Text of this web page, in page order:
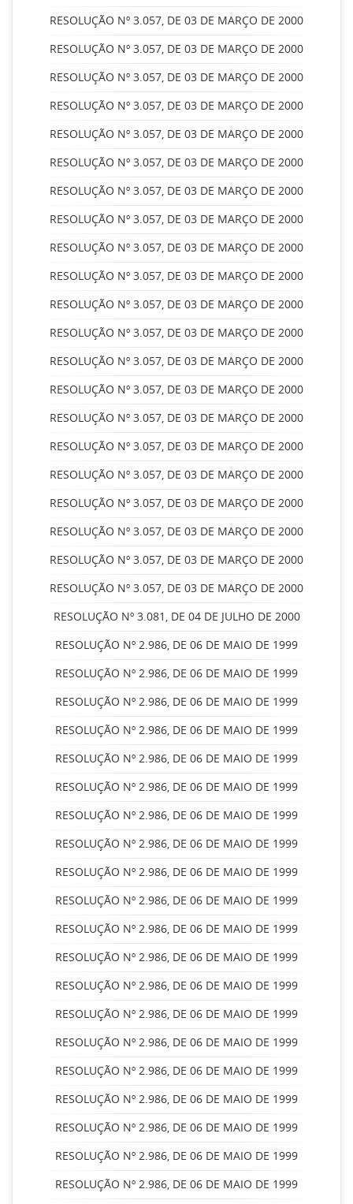
RESOLUÇÃO Nº 3.057, DE 03 DE MARÇO DE 2000
RESOLUÇÃO Nº 3.057, DE 03 DE MARÇO DE 2000
RESOLUÇÃO Nº 3.057, DE 03 DE MARÇO DE 2000
RESOLUÇÃO Nº 3.057, DE 03 DE MARÇO DE 2000
RESOLUÇÃO Nº 3.057, DE 03 DE MARÇO DE 2000
RESOLUÇÃO Nº 3.057, DE 03 DE MARÇO DE 2000
RESOLUÇÃO Nº 3.057, DE 03 DE MARÇO DE 2000
RESOLUÇÃO Nº 3.057, DE 03 DE MARÇO DE 2000
RESOLUÇÃO Nº 3.057, DE 03 DE MARÇO DE 2000
RESOLUÇÃO Nº 3.057, DE 03 DE MARÇO DE 2000
RESOLUÇÃO Nº 3.057, DE 03 DE MARÇO DE 2000
RESOLUÇÃO Nº 3.057, DE 03 DE MARÇO DE 2000
RESOLUÇÃO Nº 3.057, DE 03 DE MARÇO DE 2000
RESOLUÇÃO Nº 3.057, DE 03 DE MARÇO DE 2000
RESOLUÇÃO Nº 3.057, DE 03 DE MARÇO DE 2000
RESOLUÇÃO Nº 3.057, DE 03 DE MARÇO DE 2000
RESOLUÇÃO Nº 3.057, DE 03 DE MARÇO DE 2000
RESOLUÇÃO Nº 3.057, DE 03 DE MARÇO DE 2000
RESOLUÇÃO Nº 3.057, DE 03 DE MARÇO DE 2000
RESOLUÇÃO Nº 3.057, DE 03 DE MARÇO DE 2000
RESOLUÇÃO Nº 3.057, DE 03 DE MARÇO DE 2000
RESOLUÇÃO Nº 3.081, DE 04 DE JULHO DE 2000
RESOLUÇÃO Nº 2.986, DE 06 DE MAIO DE 1999
RESOLUÇÃO Nº 2.986, DE 06 DE MAIO DE 1999
RESOLUÇÃO Nº 2.986, DE 06 DE MAIO DE 1999
RESOLUÇÃO Nº 2.986, DE 06 DE MAIO DE 1999
RESOLUÇÃO Nº 2.986, DE 06 DE MAIO DE 1999
RESOLUÇÃO Nº 2.986, DE 06 DE MAIO DE 1999
RESOLUÇÃO Nº 2.986, DE 06 DE MAIO DE 1999
RESOLUÇÃO Nº 2.986, DE 06 DE MAIO DE 1999
RESOLUÇÃO Nº 2.986, DE 06 DE MAIO DE 1999
RESOLUÇÃO Nº 2.986, DE 06 DE MAIO DE 1999
RESOLUÇÃO Nº 2.986, DE 06 DE MAIO DE 1999
RESOLUÇÃO Nº 2.986, DE 06 DE MAIO DE 1999
RESOLUÇÃO Nº 2.986, DE 06 DE MAIO DE 1999
RESOLUÇÃO Nº 2.986, DE 06 DE MAIO DE 1999
RESOLUÇÃO Nº 2.986, DE 06 DE MAIO DE 1999
RESOLUÇÃO Nº 2.986, DE 06 DE MAIO DE 1999
RESOLUÇÃO Nº 2.986, DE 06 DE MAIO DE 1999
RESOLUÇÃO Nº 2.986, DE 06 DE MAIO DE 1999
RESOLUÇÃO Nº 2.986, DE 06 DE MAIO DE 1999
RESOLUÇÃO Nº 2.986, DE 06 DE MAIO DE 1999